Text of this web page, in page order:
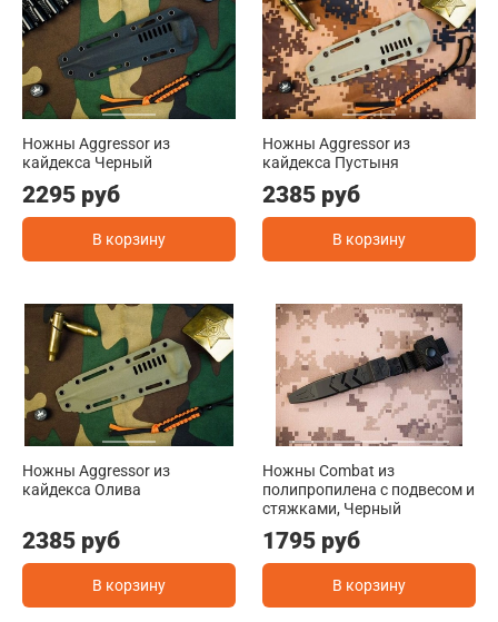
Ножны Aggressor из
кайдекса Черный
2295 руб
В корзину
Ножны Aggressor из
кайдекса Пустыня
2385 руб
В корзину
Ножны Aggressor из
кайдекса Олива
2385 руб
В корзину
Ножны Combat из
полипропилена с подвесом и
стяжками, Черный
1795 руб
В корзину